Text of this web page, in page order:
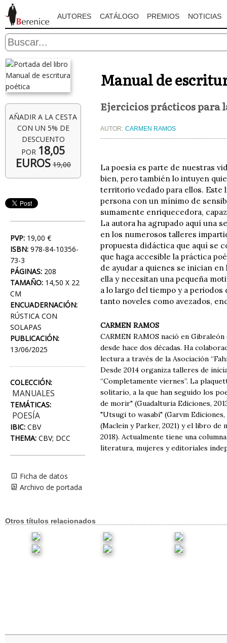
AUTORES CATÁLOGO PREMIOS NOTICIAS
AÑADIR A LA CESTA
CON UN 5% DE
DESCUENTO
POR 18,05
EUROS 19,00
PVP: 19,00 €
ISBN: 978-84-10356-
73-3
PÁGINAS: 208
TAMAÑO: 14,50 X 22
CM
ENCUADERNACIÓN:
RÚSTICA CON
SOLAPAS
PUBLICACIÓN:
13/06/2025
COLECCIÓN:
MANUALES
TEMÁTICAS:
POESÍA
IBIC: CBV
THEMA: CBV; DCC
Ficha de datos
Archivo de portada
Manual de
Ejercicios prácticos para
AUTOR: CARMEN RAMOS
La poesía es parte de nuestras
bien, pero también lo intuyen
territorio vedado para ellos. Este
persona con un mínimo de
sumamente enriquecedora,
La autora ha agrupado aquí una
en los numerosos talleres
propuesta didáctica que aquí se
que haga accesible la práctica
de ayudar a quienes se inician
ella y necesitan una pequeña
a lo largo del tiempo y a
tanto noveles como avezados,
CARMEN RAMOS
CARMEN RAMOS nació en
desde hace dos décadas. Ha
lectura a través de la Asociación
Desde 2014 organiza talleres de
“Completamente viernes”. La
solitario, a la que han seguido los
de morir" (Guadalturia Ediciones,
"Utsugi to wasabi" (Garvm
(Maclein y Parker, 2021) y el libro de
2018). Actualmente tiene una
literatura, mujeres y editoriales
Otros títulos relacionados